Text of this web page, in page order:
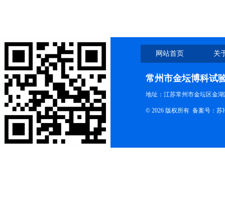
网站首页 关
联系我们
常州市金坛博科试
地址：江苏常州市金坛区金湖
© 2026 版权所有 备案号： 苏